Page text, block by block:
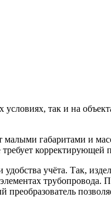
так и на
малыми габаритами и
корректирующей
учёта. Так,